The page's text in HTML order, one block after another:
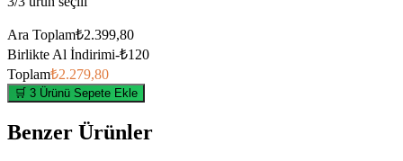
Ara Toplam₺2.399,80
Birlikte Al İndirimi-₺120
Toplam₺2.279,80
🛒 3 Ürünü Sepete Ekle
Benzer Ürünler